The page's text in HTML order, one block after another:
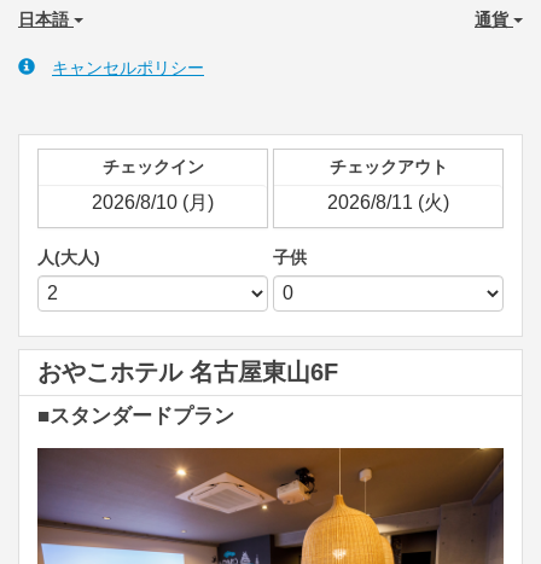
日本語 通貨
キャンセルポリシー
チェックイン チェックアウト
人(大人) 子供
おやこホテル 名古屋東山6F
■スタンダードプラン